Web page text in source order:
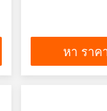
หา ราค